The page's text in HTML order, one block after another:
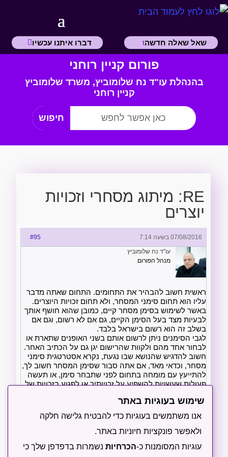
דברו איתנו עכשיו שאל שאלה חדשה
פורום קניין רוחני
בהנהלת עו"ד נח שלומוביץ, משרד שלומוביץ
קניין רוחני
RE: מיתוג מסחרי וזכויות
יוצרים
07/08/2016 בשעה 7:14
#95
עו"ד נח שלומוביץ
מנהל הפורום
ראשית חשוב להבהיר את התחומים. התחום שאתה מדבר
עליו הוא תחום סימני המסחר, ולא תחום זכויות היוצרים.
באשר לשימוש בסימן מסחר קיים, כמובן שהוא חושף אותך
לבעיות מצד בעל הסימן הקיים, גם אם לא רשום, וגם אם
בשלב זה הוא רשום בישראל בלבד.
לגבי הסימנים ניתן לרשום אותם בשני האופנים שתארת או
לבחור אחד מהם ולקוות שהרישום יגן גם על הכתיב האחר.
חשוב להדגיש שהנושא שבו נגעת, נקרא אסטרטגית סימני
מסחר, וכדאי מאד, אם אתה סבור שסימן המסחר חשוב לך,
להתייעץ עם מומחה בתחום לפני שתבחר סימן, או תעשה
פעולות שעשויות להשפיע על זכויותיך או לפגוע בזכויות של
חיפוש אולם הוא לא היחידי ובוודאי לא הממצה לעריכת
חיפושים כאלה, בוודאי שחיפוש בו לא יכול להתוות את
הטקטיקה הראויה להגשים את האסטרטגיה שלך, כמו
למשל האם לרושם סימן בינלאומי, או להסתפק בסימן
כאמור מומלץ מאד בשלב זה להתייעץ עם עורך דין העוסק
שימוש בעוגיות באתר
אנו משתמשים בעוגיות כדי להבטיח גלישה חלקה
ולאפשר פונקציות חיוניות באתר.
עוגיות המסומנות כ-הכרחיותנשמרות בדפדפן שלך כי